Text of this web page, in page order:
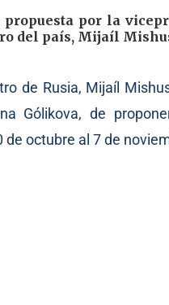
propuesta por la
del país, Mijaíl
de Rusia, Mijaíl
Gólikova, de
de octubre al 7 de